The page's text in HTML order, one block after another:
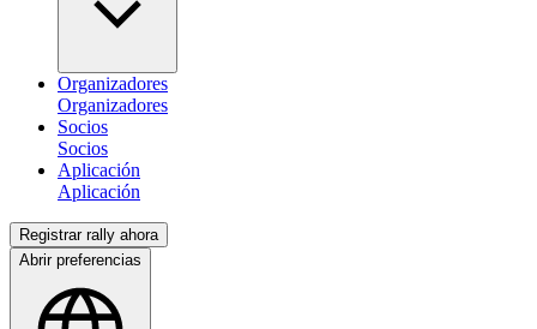
Organizadores
Socios
Aplicación
Registrar rally ahora
Abrir preferencias